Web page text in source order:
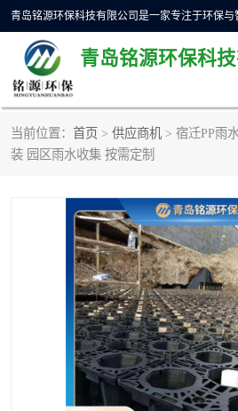
青岛铭源环保科
当前位置： 首页 > 供应商机 > 宿迁PP雨
装 园区雨水收集 按需定制
一体化HMPP泵站
智能截流井 智
下开式堰门 液
加压泵房/灌溉泵房 一
不锈钢浮筒阀 真
雨水收集回用装置 门